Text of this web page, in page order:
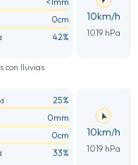
0cm
42%
10km/h
1019 hPa
con lluvias
25%
0mm
0cm
33%
10km/h
1019 hPa